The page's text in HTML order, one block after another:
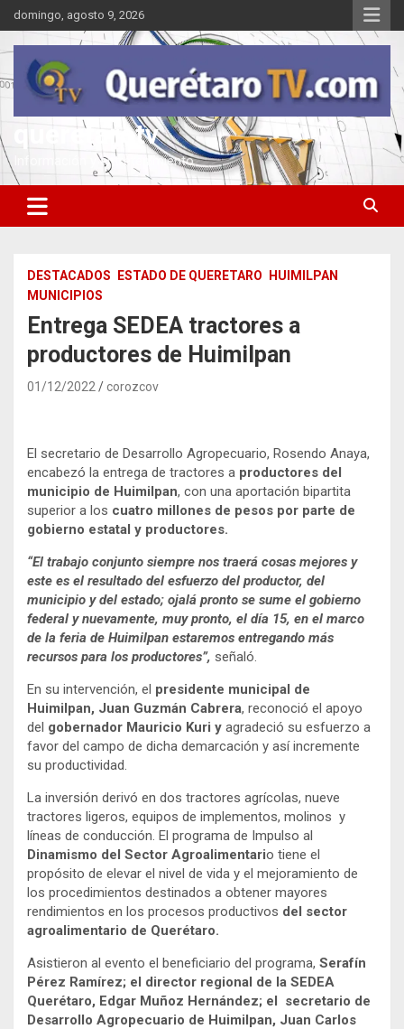
Saltar
al
contenido
domingo, agosto 9, 2026
queretarotv
Información y entretenimiento
DESTACADOS ESTADO DE QUERETARO
HUIMILPAN
MUNICIPIOS
Entrega SEDEA tractores a
productores de Huimilpan
01/12/2022 corozcov
El secretario de Desarrollo Agropecuario, Rosendo Anaya,
encabezó la entrega de tractores a productores del
municipio de Huimilpan, con una aportación bipartita
superior a los cuatro millones de pesos por parte de
gobierno estatal y productores.
“El trabajo conjunto siempre nos traerá cosas mejores y
este es el resultado del esfuerzo del productor, del
municipio y del estado; ojalá pronto se sume el gobierno
federal y nuevamente, muy pronto, el día 15, en el marco
de la feria de Huimilpan estaremos entregando más
recursos para los productores”, señaló.
En su intervención, el presidente municipal de
Huimilpan, Juan Guzmán Cabrera, reconoció el apoyo
del gobernador Mauricio Kuri y agradeció su esfuerzo a
favor del campo de dicha demarcación y así incremente
su productividad.
La inversión derivó en dos tractores agrícolas, nueve
tractores ligeros, equipos de implementos, molinos y
líneas de conducción. El programa de Impulso al
Dinamismo del Sector Agroalimentario tiene el
propósito de elevar el nivel de vida y el mejoramiento de
los procedimientos destinados a obtener mayores
rendimientos en los procesos productivos del sector
agroalimentario de Querétaro.
Asistieron al evento el beneficiario del programa, Serafín
Pérez Ramírez; el director regional de la SEDEA
Querétaro, Edgar Muñoz Hernández; el secretario de
Desarrollo Agropecuario de Huimilpan, Juan Carlos